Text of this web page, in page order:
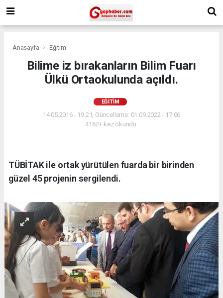
Anasayfa Eğitim
Bilime iz bırakanların Bilim Fuarı
Ülkü Ortaokulunda açıldı.
EĞITIM
14.05.2016 - 19:21, Güncelleme: 01.09.2022 - 17:06
4162+ kez okundu.
TÜBİTAK ile ortak yürütülen fuarda bir birinden
güzel 45 projenin sergilendi.